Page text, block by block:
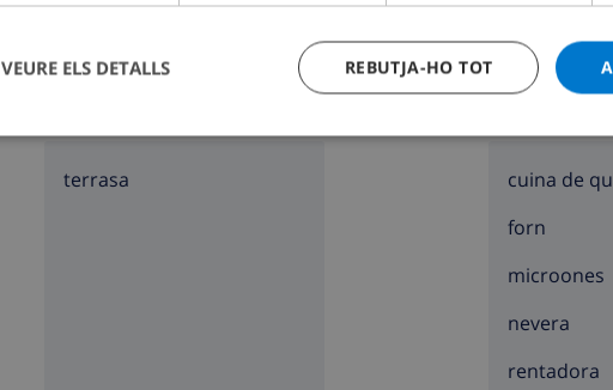
terrasa
cuina de
forn
microones
nevera
rentadora
REBUTJA-HO TOT
VEURE ELS DETALLS